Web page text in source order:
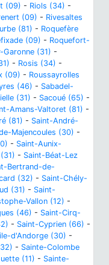
(09) - Riols (34) -
(09) - Rivesaltes
(81) - Roquefère
(09) - Roquefort-
(31) -
- Rosis (34) -
(09) - Roussayrolles
(46) - Sabadel-
(31) - Sacoué (65) -
Amans-Valtoret (81) -
(81) - Saint-André-
Majencoules (30) -
- Saint-Aunix-
- Saint-Béat-Lez
Bertrand-de-
(32) - Saint-Chély-
(31) - Saint-
Vallon (12) -
(46) - Saint-Cirq-
- Saint-Cyprien (66) -
d'Andorge (30) -
- Sainte-Colombe
(11) - Sainte-